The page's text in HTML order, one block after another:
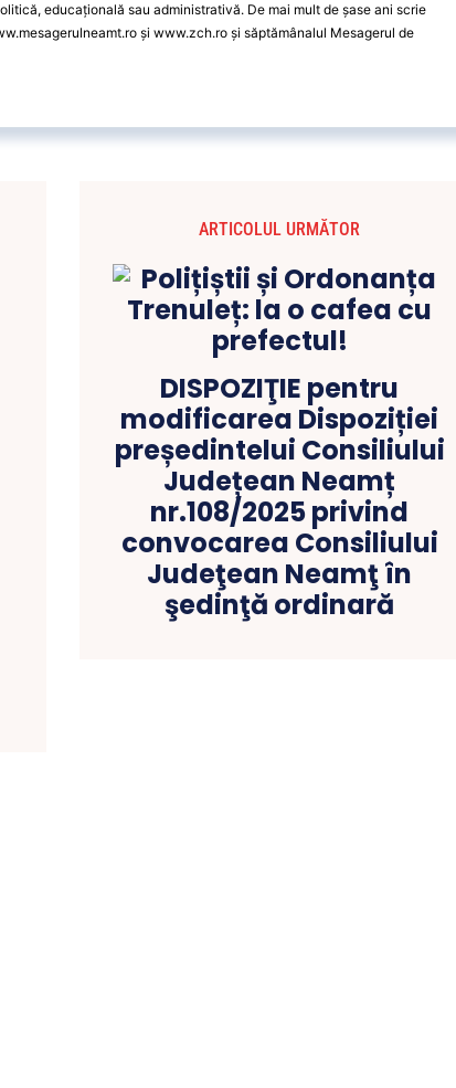
educațională sau administrativă. De mai mult de șase ani scrie
și www.zch.ro și săptămânalul Mesagerul de
ARTICOLUL URMĂTOR
DISPOZIŢIE pentru
modificarea Dispoziției
președintelui Consiliului
Județean Neamț
nr.108/2025 privind
convocarea Consiliului
Judeţean Neamţ în
şedinţă ordinară